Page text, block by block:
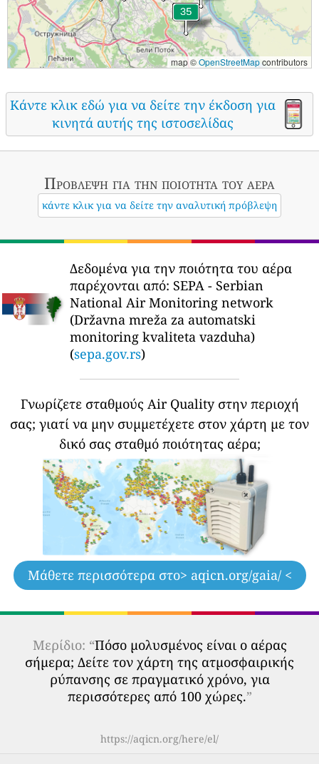
map ©OpenStreetMapcontributors
Κάντε κλικ εδώ για να δείτε την έκδοση για
κινητά αυτής της ιστοσελίδας
Πρόβλεψη για την ποιότητα του αέρα
κάντε κλικ για να δείτε την αναλυτική πρόβλεψη
Δεδομένα για την ποιότητα του αέρα
παρέχονται από: SEPA - Serbian
National Air Monitoring network
(Državna mreža za automatski
monitoring kvaliteta vazduha)
(sepa.gov.rs)
Γνωρίζετε σταθμούς Air Quality στην περιοχή
σας; γιατί να μην συμμετέχετε στον χάρτη με τον
δικό σας σταθμό ποιότητας αέρα;
Μάθετε περισσότερα στο> aqicn.org/gaia/ <
Μερίδιο: “Πόσο μολυσμένος είναι ο αέρας
σήμερα; Δείτε τον χάρτη της ατμοσφαιρικής
ρύπανσης σε πραγματικό χρόνο, για
περισσότερες από 100 χώρες.”
https://aqicn.org/here/el/